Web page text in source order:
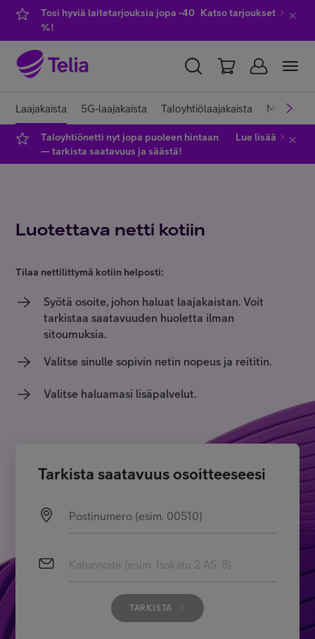
Tosi hyviä laitetarjouksia jopa -40
%!
Katso tarjoukset
YKSITYISILLE YRITYKSILLE WHOLESALE
TELIA FINLAND
Laitteet
TV ja viihde
Asiakastuki
Laajakaista 5G-laajakaista Taloyhtiölaajakaista
Taloyhtiönetti nyt jopa puoleen hintaan
— tarkista saatavuus ja säästä!
Lue lisää
Luotettava netti kotiin
Tilaa nettilittymä kotiin helposti:
Syötä osoite, johon haluat laajakaistan. Voit
tarkistaa saatavuuden huoletta ilman
sitoumuksia.
Valitse sinulle sopivin netin nopeus ja reititin.
Valitse haluamasi lisäpalvelut.
Tarkista saatavuus osoitteeseesi
Postinumero (esim. 00510)
Katuosoite (esim. Isokatu 2 AS. 8)
TARKISTA